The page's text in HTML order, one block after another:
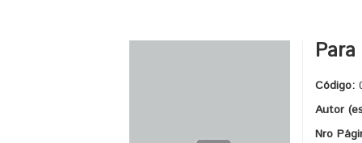
Código:
Autor
Nro